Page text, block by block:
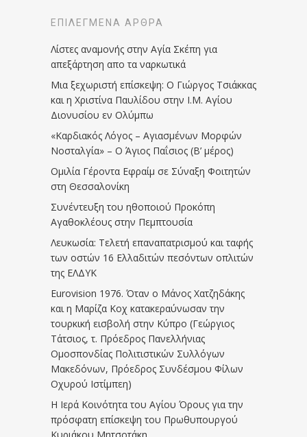
ΕΠΙΛΕΓΜΈΝΑ ΆΡΘΡΑ
Λίστες αναμονής στην Αγία Σκέπη για
απεξάρτηση απο τα ναρκωτικά
Μια ξεχωριστή επίσκεψη: Ο Γιώργος Τσιάκκας
και η Χριστίνα Παυλίδου στην Ι.Μ. Αγίου
Διονυσίου εν Ολύμπω
«Καρδιακός Λόγος – Αγιασμένων Μορφών
Νοσταλγία» – Ο Άγιος Παΐσιος (Β’ μέρος)
Ομιλία Γέροντα Εφραίμ σε Σύναξη Φοιτητών
στη Θεσσαλονίκη
Συνέντευξη του ηθοποιού Προκόπη
Αγαθοκλέους στην Πεμπτουσία
Λευκωσία: Τελετή επαναπατρισμού και ταφής
των οστών 16 Ελλαδιτών πεσόντων οπλιτών
της ΕΛΔΥΚ
Eurovision 1976. Όταν ο Μάνος Χατζηδάκης
και η Μαρίζα Κοχ κατακεραύνωσαν την
τουρκική εισβολή στην Κύπρο (Γεώργιος
Τάτσιος, τ. Πρόεδρος Πανελλήνιας
Ομοσπονδίας Πολιτιστικών Συλλόγων
Μακεδόνων, Πρόεδρος Συνδέσμου Φίλων
Οχυρού Ιστίμπεη)
Η Ιερά Κοινότητα του Αγίου Όρους για την
πρόσφατη επίσκεψη του Πρωθυπουργού